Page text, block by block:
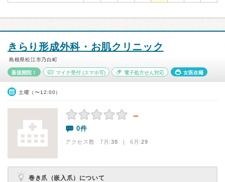
きらり形成外科・お肌クリニック
島根県松江市乃白町
新規開院！ マイナ受付(スマホ可) 電子処方せん対応 女医在籍
土曜（〜12:00）
－
0件
アクセス数 7月:38 | 6月:29
巻き爪（嵌入爪）について